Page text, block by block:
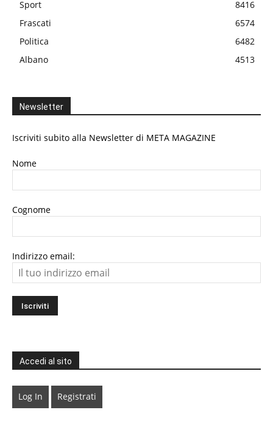
Sport
8416
Frascati
6574
Politica
6482
Albano
4513
Newsletter
Iscriviti subito alla Newsletter di META MAGAZINE
Nome
Cognome
Indirizzo email:
Accedi al sito
Log In Registrati